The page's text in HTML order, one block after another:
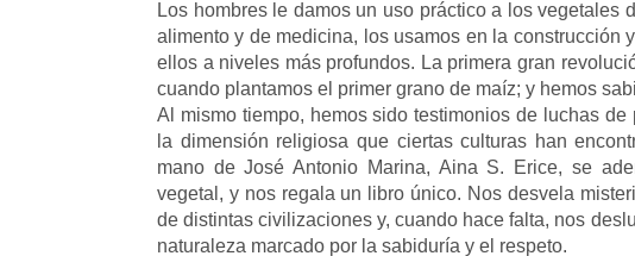
Los hombres le damos un uso práctico a los vegetales
alimento y de medicina, los usamos en la
ellos a niveles más profundos. La primera gran
cuando plantamos el primer grano de maíz; y hemos
Al mismo tiempo, hemos sido testimonios de luchas
la dimensión religiosa que ciertas culturas han
mano de José Antonio Marina, Aina S. Erice, se
vegetal, y nos regala un libro único. Nos desvela
de distintas civilizaciones y, cuando hace falta, nos
naturaleza marcado por la sabiduría y el respeto.